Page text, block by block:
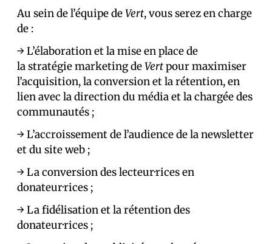
Au sein de l’équipe deVert, vous serez en charge
de :
→ L’élaboration et la mise en place de
la stratégie marketing deVertpour maximiser
l’acquisition, la conversion et la rétention, en
lien avec la direction du média et la chargée des
communautés ;
→ L’accroissement de l’audience de la newsletter
et du site web ;
→ La conversion des lecteur·rices en
donateur·rices ;
→ La fidélisation et la rétention des
donateur·rices ;